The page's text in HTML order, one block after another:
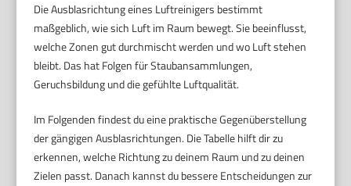
Die Ausblasrichtung eines Luftreinigers bestimmt
maßgeblich, wie sich Luft im Raum bewegt. Sie beeinflusst,
welche Zonen gut durchmischt werden und wo Luft stehen
bleibt. Das hat Folgen für Staubansammlungen,
Geruchsbildung und die gefühlte Luftqualität.
Im Folgenden findest du eine praktische Gegenüberstellung
der gängigen Ausblasrichtungen. Die Tabelle hilft dir zu
erkennen, welche Richtung zu deinem Raum und zu deinen
Zielen passt. Danach kannst du bessere Entscheidungen zur